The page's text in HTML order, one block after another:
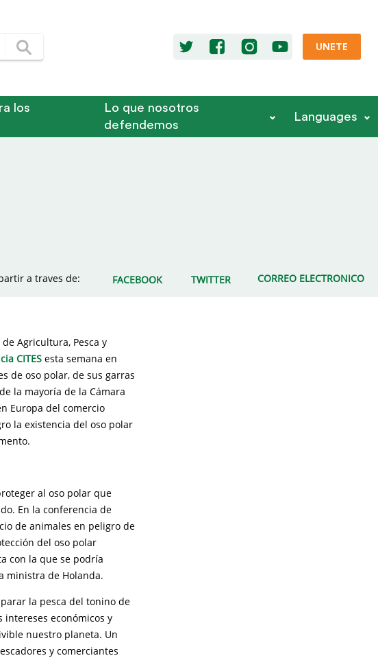
UNETE
los
Lo que nosotros
defendemos
Languages
a traves de: FACEBOOK TWITTER CORREO ELECTRONICO
Agricultura, Pesca y
CITES esta semana en
de oso polar, de sus garras
la mayoría de la Cámara
Europa del comercio
la existencia del oso polar
al oso polar que
En la conferencia de
de animales en peligro de
del oso polar
con la que se podría
ministra de Holanda.
la pesca del tonino de
económicos y
nuestro planeta. Un
y comerciantes